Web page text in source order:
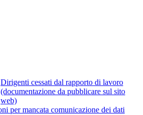
Dirigenti cessati dal rapporto di lavoro
(documentazione da pubblicare sul sito
web)
per mancata comunicazione dei dati